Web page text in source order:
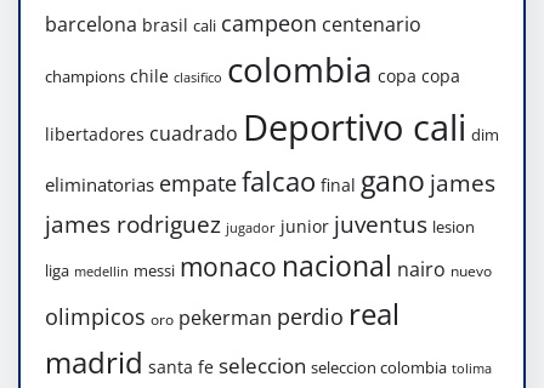
barcelona brasil cali campeon centenario
champions chile clasifico colombia copa copa
libertadores cuadrado Deportivo cali dim
eliminatorias empatefalcao final gano james
james rodriguez jugador junior juventus lesion
liga medellin messi monaco nacional nairo nuevo
olimpicos oro pekerman perdio real
madrid santa fe seleccion seleccion colombia tolima